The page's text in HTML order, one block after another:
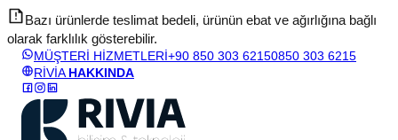
Bazı ürünlerde teslimat bedeli, ürünün ebat ve ağırlığına bağlı
olarak farklılık gösterebilir.
MÜŞTERİ HİZMETLERİ+90 850 303 62150850 303 6215
RİVİA HAKKINDA